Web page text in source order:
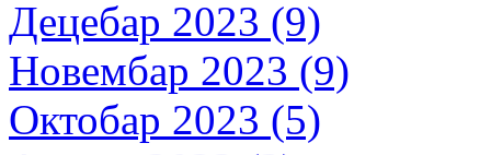
Децебар 2023 (9)
Новембар 2023 (9)
Октобар 2023 (5)